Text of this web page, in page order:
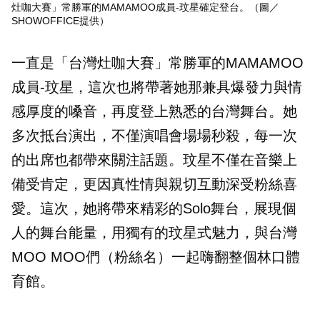
灶咖大賽」常勝軍的MAMAMOO成員-玟星確定登台。（圖／
SHOWOFFICE提供）
一直是「台灣灶咖大賽」常勝軍的MAMAMOO
成員-玟星，這次也將帶著她那兼具爆發力與情
感厚度的嗓音，再度登上熟悉的台灣舞台。她
多次抵台演出，不僅演唱會場場秒殺，每一次
的出席也都帶來關注話題。玟星不僅在音樂上
備受肯定，更因真性情與親切互動深受粉絲喜
愛。這次，她將帶來精彩的Solo舞台，展現個
人的舞台能量，用獨有的玟星式魅力，與台灣
MOO MOO們（粉絲名）一起嗨翻整個林口體
育館。